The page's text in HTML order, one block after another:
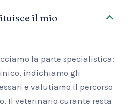
il mio
la parte specialistica:
indichiamo gli
e valutiamo il percorso
Il veterinario curante resta